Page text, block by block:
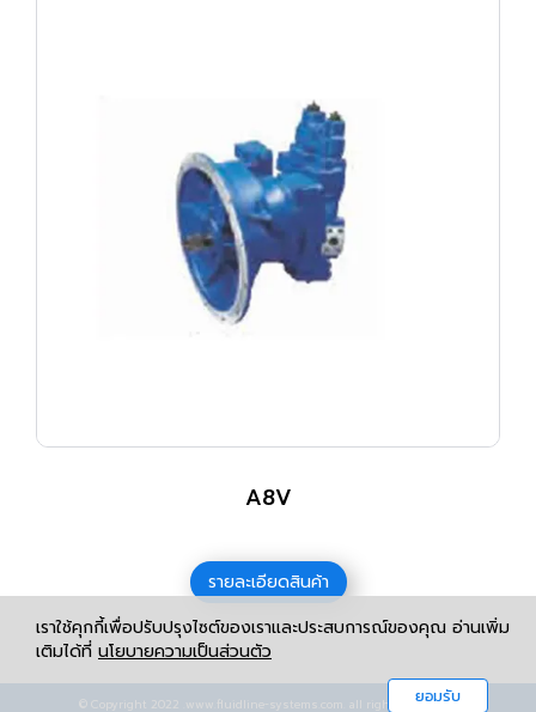
A8V
รายละเอียดสินค้า
© Copyright 2022 .www.fluidline-systems.com. all rights reserved.
เราใช้คุกกี้เพื่อปรับปรุงไซต์ของเราและประสบการณ์ของคุณ อ่านเพิ่ม
เติมได้ที่ นโยบายความเป็นส่วนตัว
ยอมรับ